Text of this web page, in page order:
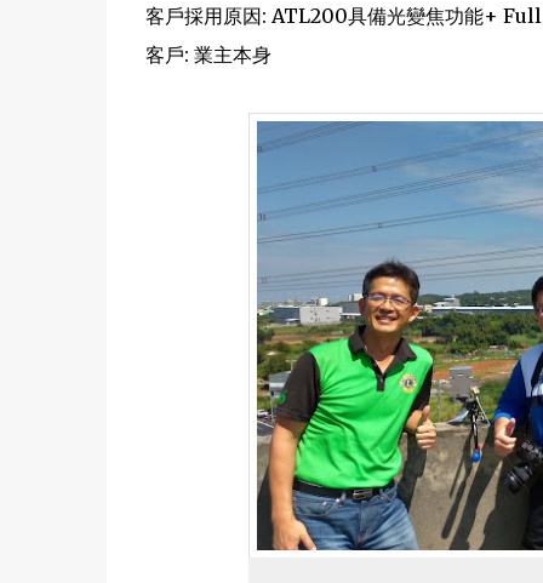
客戶採用原因: ATL200具備光變焦功能+
客戶: 業主本身